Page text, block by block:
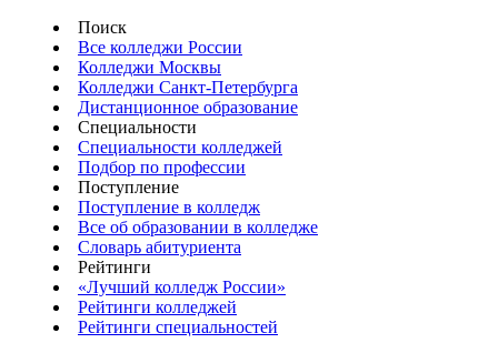
Поиск
Все колледжи России
Колледжи Москвы
Колледжи Санкт-Петербурга
Дистанционное образование
Специальности
Специальности колледжей
Подбор по профессии
Поступление
Поступление в колледж
Все об образовании в колледже
Словарь абитуриента
Рейтинги
«Лучший колледж России»
Рейтинги колледжей
Рейтинги специальностей